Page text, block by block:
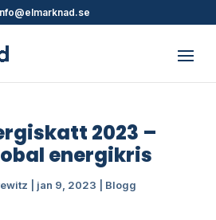
2023 –
energikris
jan 9, 2023 Blogg